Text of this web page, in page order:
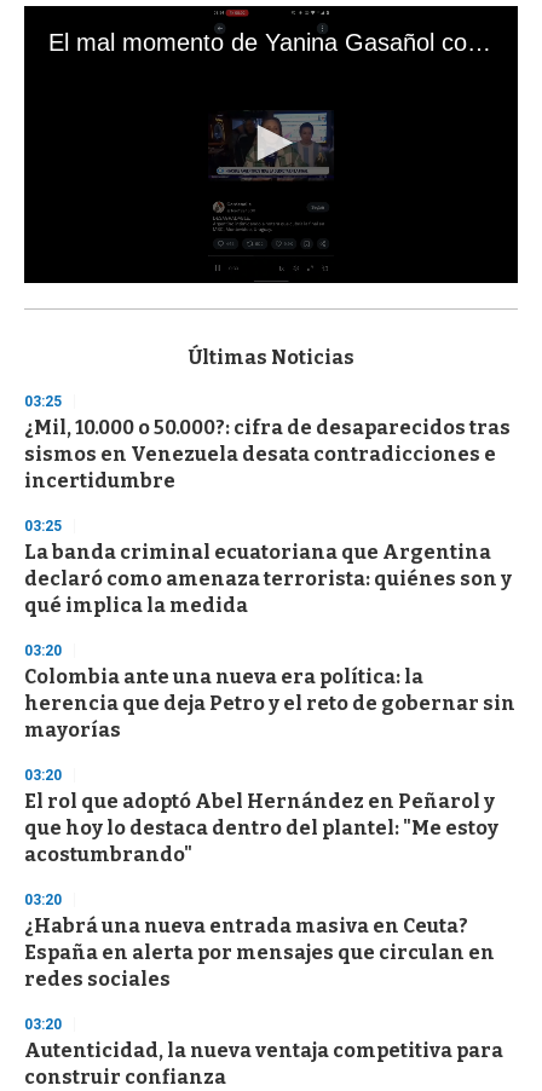
El mal momento de Yanina Gasañol con un hincha argentino en "Subrayado"
s
d
s
o
f
3
s
e
c
o
n
d
Últimas Noticias
03:25
¿Mil, 10.000 o 50.000?: cifra de desaparecidos tras
sismos en Venezuela desata contradicciones e
incertidumbre
03:25
La banda criminal ecuatoriana que Argentina
declaró como amenaza terrorista: quiénes son y
qué implica la medida
03:20
Colombia ante una nueva era política: la
herencia que deja Petro y el reto de gobernar sin
mayorías
03:20
El rol que adoptó Abel Hernández en Peñarol y
que hoy lo destaca dentro del plantel: "Me estoy
acostumbrando"
03:20
¿Habrá una nueva entrada masiva en Ceuta?
España en alerta por mensajes que circulan en
redes sociales
03:20
Autenticidad, la nueva ventaja competitiva para
construir confianza